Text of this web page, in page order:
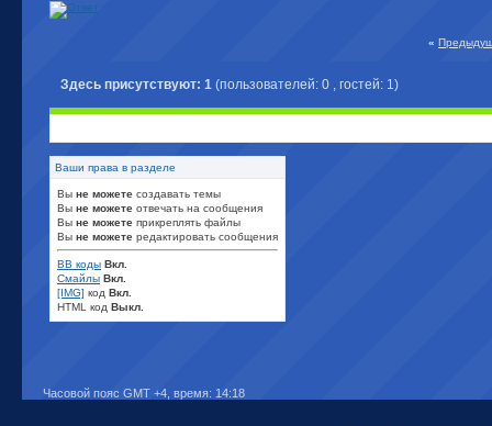
«
Здесь присутствуют: 1 (пользователей: 0 , гостей: 1)
Ваши права в разделе
Вы не можете создавать темы
Вы не можете отвечать на сообщения
Вы не можете прикреплять файлы
Вы не можете редактировать сообщения
BB коды Вкл.
Смайлы Вкл.
[IMG] код Вкл.
HTML код Выкл.
Часовой пояс GMT +4, время: 14:18